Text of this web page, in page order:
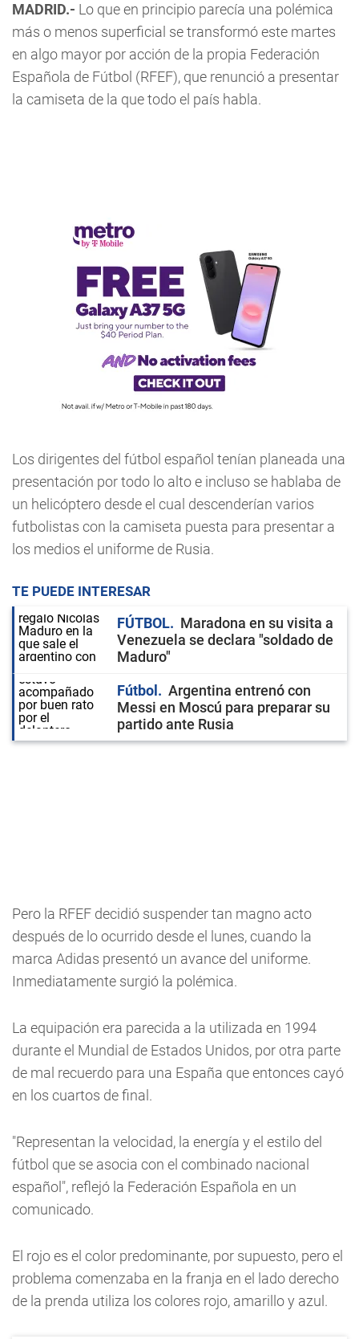
MADRID.- Lo que en principio parecía una polémica
más o menos superficial se transformó este martes
en algo mayor por acción de la propia Federación
Española de Fútbol (RFEF), que renunció a presentar
la camiseta de la que todo el país habla.
Los dirigentes del fútbol español tenían planeada una
presentación por todo lo alto e incluso se hablaba de
un helicóptero desde el cual descenderían varios
futbolistas con la camiseta puesta para presentar a
los medios el uniforme de Rusia.
TE PUEDE INTERESAR
FÚTBOL
Maradona en su visita a
Venezuela se declara "soldado de
Maduro"
Fútbol
Argentina entrenó con
Messi en Moscú para preparar su
partido ante Rusia
Pero la RFEF decidió suspender tan magno acto
después de lo ocurrido desde el lunes, cuando la
marca Adidas presentó un avance del uniforme.
Inmediatamente surgió la polémica.
La equipación era parecida a la utilizada en 1994
durante el Mundial de Estados Unidos, por otra parte
de mal recuerdo para una España que entonces cayó
en los cuartos de final.
"Representan la velocidad, la energía y el estilo del
fútbol que se asocia con el combinado nacional
español", reflejó la Federación Española en un
comunicado.
El rojo es el color predominante, por supuesto, pero el
problema comenzaba en la franja en el lado derecho
de la prenda utiliza los colores rojo, amarillo y azul.